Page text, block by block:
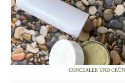
CONCEALER UND